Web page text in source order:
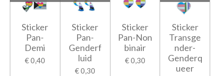
Sticker
Pan-
Demi
€ 0,40
Sticker
Pan-
Genderf
luid
€ 0,30
Sticker
Pan-Non
binair
€ 0,30
Sticker
Transge
nder-
Genderq
ueer